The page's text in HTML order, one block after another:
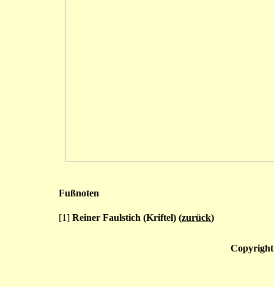
Fußnoten
[1] Reiner Faulstich (Kriftel) (zurück)